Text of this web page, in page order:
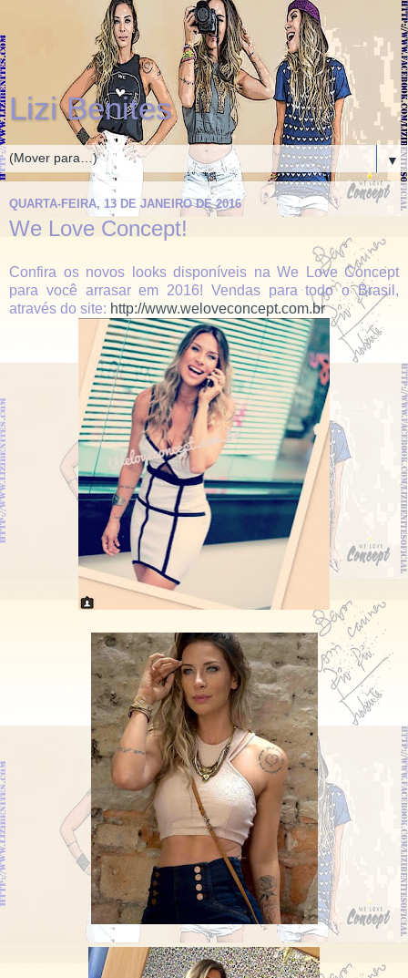
Lizi Benites
▼
QUARTA-FEIRA, 13 DE JANEIRO DE 2016
We Love Concept!
Confira os novos looks disponíveis na We Love Concept
para você arrasar em 2016! Vendas para todo o Brasil,
através do site: http://www.weloveconcept.com.br